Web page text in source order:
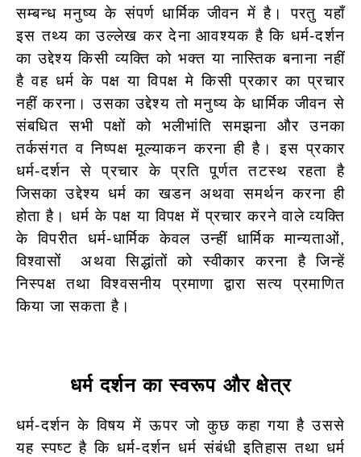
सम्बन्ध मनुष्य के संपर्ण धार्मिक जीवन में है। परतु यहाँ
इस तथ्य का उल्लेख कर देना आवश्यक है कि धर्म-दर्शन
का उद्देश्य किसी व्यक्ति को भक्त या नास्तिक बनाना नहीं
है वह धर्म के पक्ष या विपक्ष मे किसी प्रकार का प्रचार
नहीं करना। उसका उद्देश्य तो मनुष्य के धार्मिक जीवन से
संबधित सभी पक्षों को भलीभांति समझना और उनका
तर्कसंगत व निष्पक्ष मूल्याकन करना ही है। इस प्रकार
धर्म-दर्शन से प्रचार के प्रति पूर्णत तटस्थ रहता है
जिसका उद्देश्य धर्म का खडन अथवा समर्थन करना ही
होता है। धर्म के पक्ष या विपक्ष में प्रचार करने वाले व्यक्ति
के विपरीत धर्म-धार्मिक केवल उन्हीं धार्मिक मान्यताओं,
विश्वासों अथवा सिद्धांतों को स्वीकारकरना है जिन्हें
निस्पक्ष तथा विश्वसनीय प्रमाणा द्वारा सत्य प्रमाणित
किया जा सकता है।
धर्म दर्शन का स्वरूप और क्षेत्र
धर्म-दर्शन के विषय में ऊपर जो कुछ कहा गया है उससे
यह स्पष्ट है कि धर्म-दर्शन धर्म संबंधी इतिहास तथा धर्म